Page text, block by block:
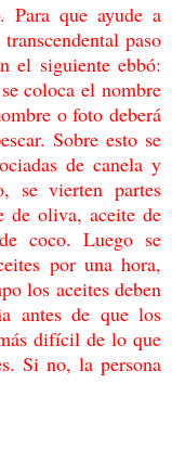
Para que ayude a
paso
el siguiente ebbó:
coloca el nombre
o foto deberá
Sobre esto se
de canela y
se vierten partes
de oliva, aceite de
coco. Luego se
por una hora,
los aceites deben
antes de que los
difícil de lo que
Si no, la persona